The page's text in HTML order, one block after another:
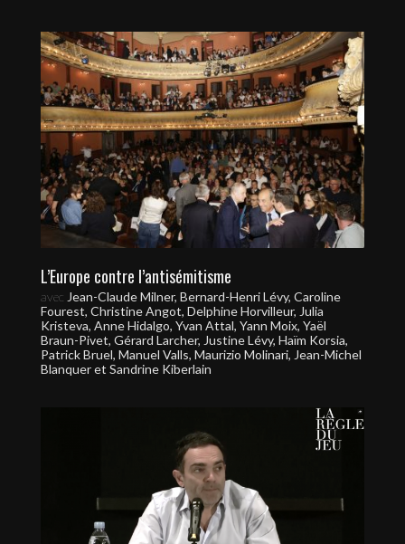
L’Europe contre l’antisémitisme
avec Jean-Claude Milner, Bernard-Henri Lévy, Caroline
Fourest, Christine Angot, Delphine Horvilleur, Julia
Kristeva, Anne Hidalgo, Yvan Attal, Yann Moix, Yaël
Braun-Pivet, Gérard Larcher, Justine Lévy, Haïm Korsia,
Patrick Bruel, Manuel Valls, Maurizio Molinari, Jean-Michel
Blanquer et Sandrine Kiberlain